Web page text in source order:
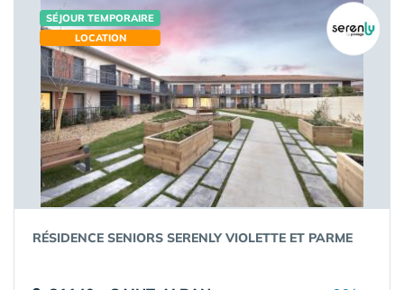
SÉJOUR TEMPORAIRE
LOCATION
RÉSIDENCE SENIORS SERENLY VIOLETTE ET PARME